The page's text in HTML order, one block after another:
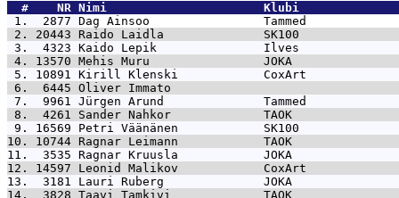
  #    NR
Nimi                      Klubi
1.  2877 Dag Ainsoo                Tammed
2. 20443 Raido Laidla              SK100
3.  4323 Kaido Lepik               Ilves
4. 13570 Mehis Muru                JOKA
5. 10891 Kirill Klenski            CoxArt
6.  6445 Oliver Immato
7.  9961 Jürgen Arund              Tammed
8.  4261 Sander Nahkor             TAOK
9. 16569 Petri Väänänen            SK100
10. 10744 Ragnar Leimann            TAOK
11.  3535 Ragnar Kruusla            JOKA
12. 14597 Leonid Malikov            CoxArt
13.  3181 Lauri Ruberg              JOKA
14.  3828 Taavi Tamkivi             TAOK